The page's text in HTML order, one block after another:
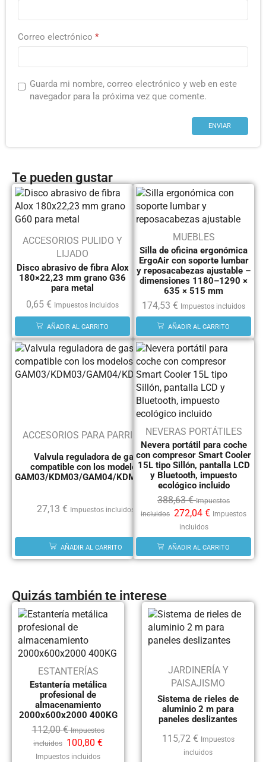
Correo electrónico *
Guarda mi nombre, correo electrónico y web en este
navegador para la próxima vez que comente.
Te pueden gustar
ACCESORIOS PULIDO Y
LIJADO
Disco abrasivo de fibra Alox
180×22,23 mm grano G36
para metal
0,65 € Impuestos incluidos
AÑADIR AL CARRITO
MUEBLES
Silla de oficina ergonómica
ErgoAir con soporte lumbar
y reposacabezas ajustable –
dimensiones 1180–1290 ×
635 × 515 mm
174,53 € Impuestos incluidos
AÑADIR AL CARRITO
ACCESORIOS PARA PARRILLA
Valvula reguladora de gas
compatible con los modelos
GAM03/KDM03/GAM04/KDM02+1
27,13 € Impuestos incluidos
AÑADIR AL CARRITO
NEVERAS PORTÁTILES
Nevera portátil para coche
con compresor Smart Cooler
15L tipo Sillón, pantalla LCD
y Bluetooth, impuesto
ecológico incluido
388,63€ Impuestos
incluidos 272,04 € Impuestos
incluidos
AÑADIR AL CARRITO
Quizás también te interese
ESTANTERÍAS
Estantería metálica
profesional de
almacenamiento
2000x600x2000 400KG
112,00€ Impuestos
incluidos 100,80 €
Impuestos incluidos
JARDINERÍA Y
PAISAJISMO
Sistema de rieles de
aluminio 2 m para
paneles deslizantes
115,72 € Impuestos
incluidos